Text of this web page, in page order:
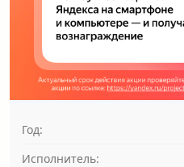
Год:
Исполнитель: